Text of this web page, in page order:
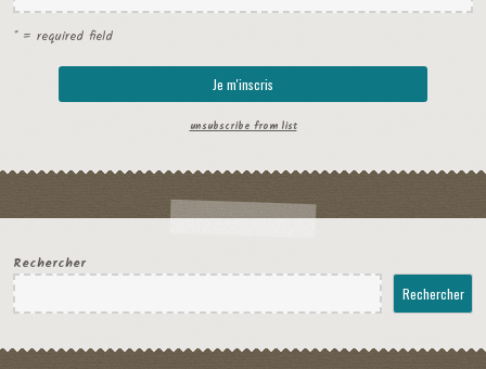
* = required field
unsubscribe from list
Rechercher
Rechercher